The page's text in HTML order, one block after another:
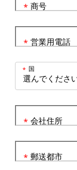
商号
*
営業用電話
*
国
*
会社住所
*
郵送都市
*